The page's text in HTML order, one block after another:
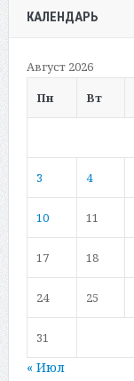
КАЛЕНДАРЬ
Август 2026
Пн
Вт
3 4
10 11
17 18
24 25
31
« Июл